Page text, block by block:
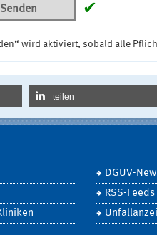
Senden ✔
wird aktiviert, sobald alle
teilen
DGUV-
RSS-